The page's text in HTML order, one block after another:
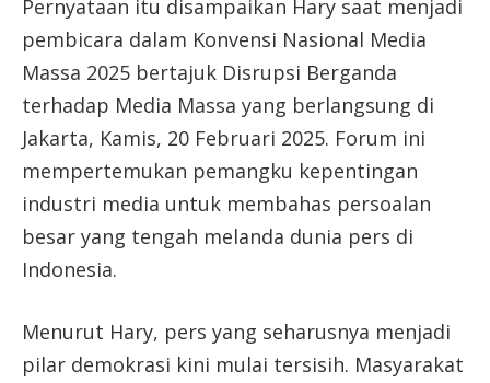
Pernyataan itu disampaikan Hary saat menjadi
pembicara dalam Konvensi Nasional Media
Massa 2025 bertajuk Disrupsi Berganda
terhadap Media Massa yang berlangsung di
Jakarta, Kamis, 20 Februari 2025. Forum ini
mempertemukan pemangku kepentingan
industri media untuk membahas persoalan
besar yang tengah melanda dunia pers di
Indonesia.
Menurut Hary, pers yang seharusnya menjadi
pilar demokrasi kini mulai tersisih. Masyarakat